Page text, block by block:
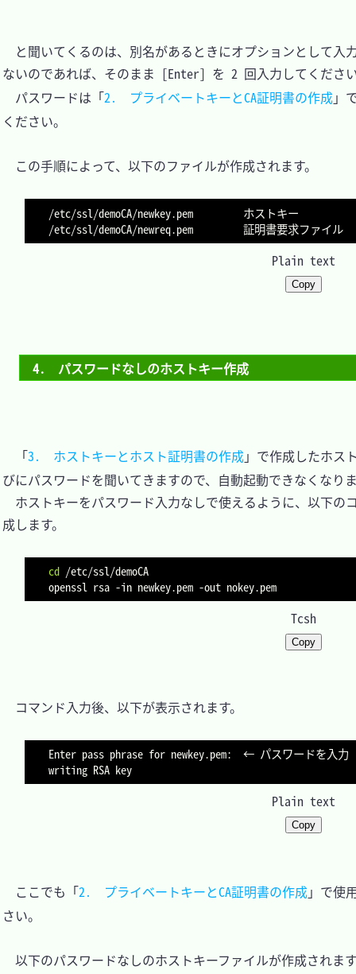
と聞いてくるのは、別名があるときにオプションとして入
ないのであれば、そのまま [Enter] を 2 回入力してくださ
パスワードは「2.　プライベートキーとCA証明書の作成」
ください。
この手順によって、以下のファイルが作成されます。
/etc/ssl/demoCA/newkey.pem         ホストキー
Plain text
Copy
4.　パスワードなしのホストキー作成
「3.　ホストキーとホスト証明書の作成」で作成したホス
びにパスワードを聞いてきますので、自動起動できなくなり
ホストキーをパスワード入力なしで使えるように、以下の
成します。
cd /etc/ssl/demoCA
openssl rsa -in newkey.pem -out
Tcsh
Copy
コマンド入力後、以下が表示されます。
Enter pass phrase for newkey.pem:  ← パスワードを入力
Plain text
Copy
ここでも「2.　プライベートキーとCA証明書の作成」で使
さい。
以下のパスワードなしのホストキーファイルが作成されま